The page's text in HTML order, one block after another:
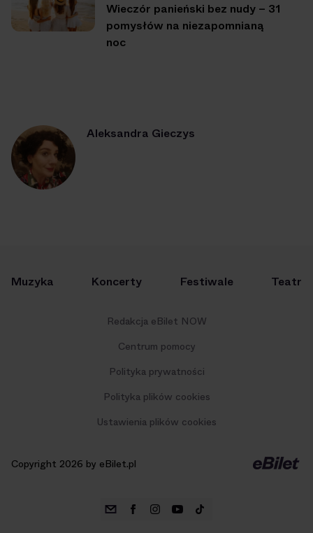
Wieczór panieński bez nudy – 31
pomysłów na niezapomnianą
noc
Aleksandra Gieczys
Muzyka Koncerty Festiwale Teatr
Redakcja eBilet NOW
Centrum pomocy
Polityka prywatności
Polityka plików cookies
Ustawienia plików cookies
Copyright 2026 by eBilet.pl